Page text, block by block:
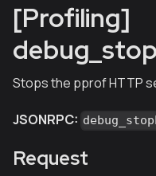
[Profiling]
Stops the pprof HTTP
JSONRPC:
Request